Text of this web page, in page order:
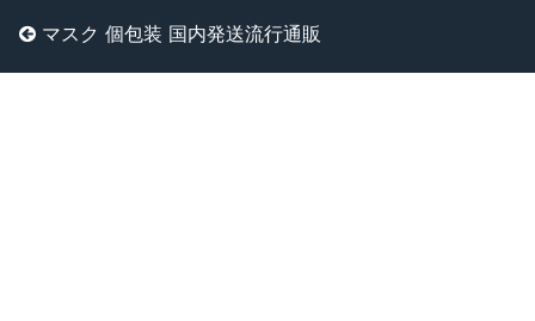
マスク 個包装 国内発送流行通販